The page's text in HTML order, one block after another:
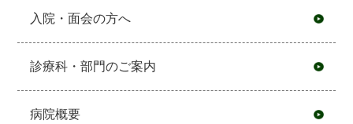
入院・面会の方へ
診療科・部門のご案内
病院概要